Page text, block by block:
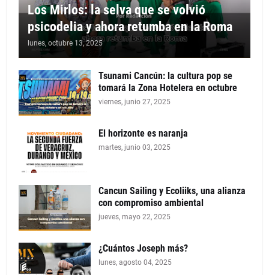
Los Mirlos: la selva que se volvió
psicodelia y ahora retumba en la Roma
lunes, octubre 13, 2025
Tsunami Cancún: la cultura pop se
tomará la Zona Hotelera en octubre
viernes, junio 27, 2025
El horizonte es naranja
martes, junio 03, 2025
Cancun Sailing y Ecoliiks, una alianza
con compromiso ambiental
jueves, mayo 22, 2025
¿Cuántos Joseph más?
lunes, agosto 04, 2025